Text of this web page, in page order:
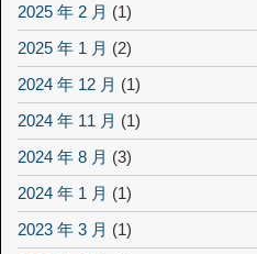
2025 年 2 月 (1)
2025 年 1 月 (2)
2024 年 12 月 (1)
2024 年 11 月 (1)
2024 年 8 月 (3)
2024 年 1 月 (1)
2023 年 3 月 (1)